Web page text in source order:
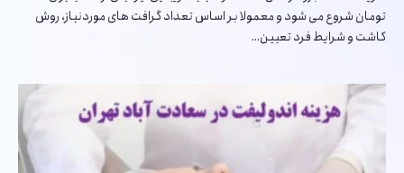
تومان شروع می شود و معمولا بر اساس تعداد گرافت های موردنیاز، روش
کاشت و شرایط فرد تعیین...